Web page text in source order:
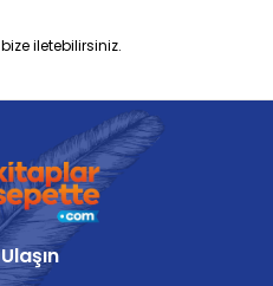
iletebilirsiniz.